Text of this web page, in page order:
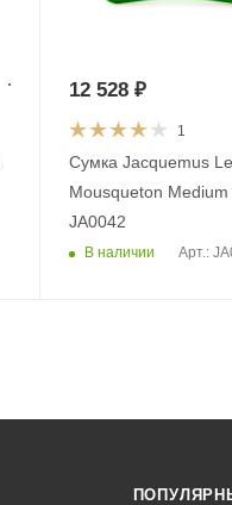
1
Сумка Jacquemus
Mousqueton Medium
JA0042
В наличии Арт.:
12 528 ₽